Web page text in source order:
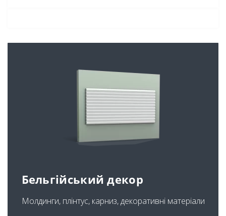
Бельгійський декор
Молдинги, плінтус, карниз, декоративні матеріали